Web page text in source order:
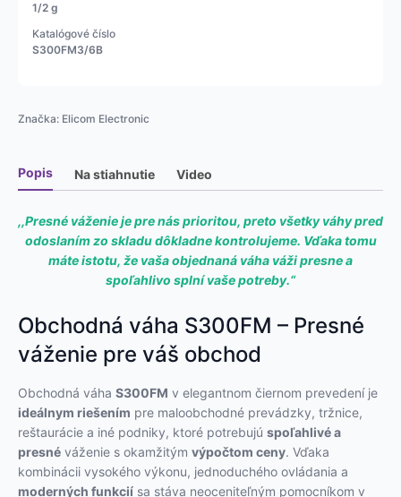
1/2 g
Katalógové číslo
S300FM3/6B
Značka: Elicom Electronic
Popis Na stiahnutie Video
,,Presné váženie je pre nás prioritou, preto všetky váhy pred
odoslaním zo skladu dôkladne kontrolujeme. Vďaka tomu
máte istotu, že vaša objednaná váha váži presne a
spoľahlivo splní vaše potreby.“
Obchodná váha S300FM – Presné
váženie pre váš obchod
Obchodná váha S300FM v elegantnom čiernom prevedení je
ideálnym riešením pre maloobchodné prevádzky, tržnice,
reštaurácie a iné podniky, ktoré potrebujú spoľahlivé a
presné váženie s okamžitým výpočtom ceny. Vďaka
kombinácii vysokého výkonu, jednoduchého ovládania a
moderných funkcií sa stáva neoceniteľným pomocníkom v